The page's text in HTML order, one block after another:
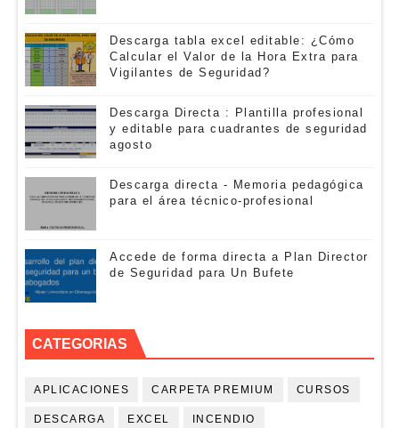
Descarga tabla excel editable: ¿Cómo
Calcular el Valor de la Hora Extra para
Vigilantes de Seguridad?
Descarga Directa : Plantilla profesional
y editable para cuadrantes de seguridad
agosto
Descarga directa - Memoria pedagógica
para el área técnico-profesional
Accede de forma directa a Plan Director
de Seguridad para Un Bufete
CATEGORIAS
APLICACIONES CARPETA PREMIUM CURSOS
DESCARGA EXCEL INCENDIO